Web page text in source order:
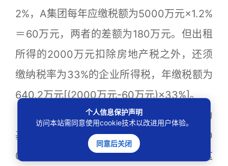
2%，A集团每年应缴税额为5000万元×1.2%
＝60万元，两者的差额为180万元。但出租
所得的2000万元扣除房地产税之外，还须
缴纳税率为33%的企业所得税，年缴税额为
640.2万元[(2000万元-60万元)×33%]。
还有一个更好的解决方案：以该仓库为
基础成立一家仓储服务公司，吸纳E集团60
0多名下岗职工的一部分为公司员工。这
个人信息保护声明
访问本站需同意使用cookie技术以改进用户体验。
同意后关闭